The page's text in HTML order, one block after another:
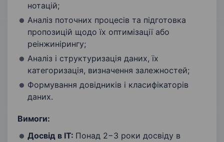
нотацій;
Аналіз поточних процесів та підготовка
пропозицій щодо їх оптимізації або
реінжинірингу;
Аналіз і структуризація даних, їх
категоризація, визначення залежностей;
Формування довідників і класифікаторів
даних.
Вимоги:
Досвід в ІТ: Понад 2−3 роки досвіду в